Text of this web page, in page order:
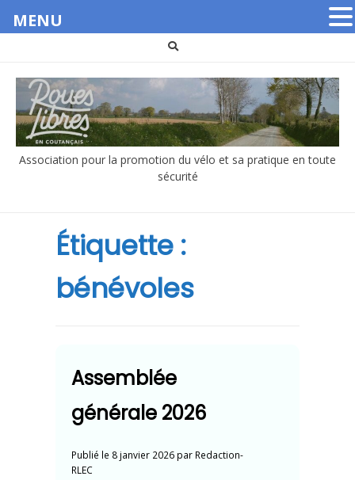
contenu
Association pour la promotion du vélo et sa pratique en toute
sécurité
Étiquette :
bénévoles
Assemblée
générale 2026
Publié le 8 janvier 2026 par Redaction-
RLEC
MENU